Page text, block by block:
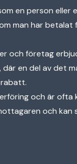
en person eller
man har betalat
och företag
en del av det
och är ofta
och kan